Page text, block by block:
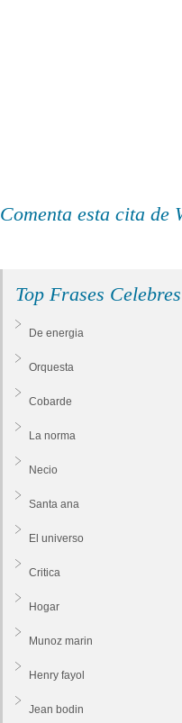
Comenta esta cita de
Top Frases Celebres
De energia
Orquesta
Cobarde
La norma
Necio
Santa ana
El universo
Critica
Hogar
Munoz marin
Henry fayol
Jean bodin